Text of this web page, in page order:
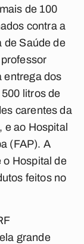
de 100
contra a
de Saúde de
entrega dos
litros de
carentes da
e ao Hospital
(FAP). A
o Hospital de
feitos no
grande